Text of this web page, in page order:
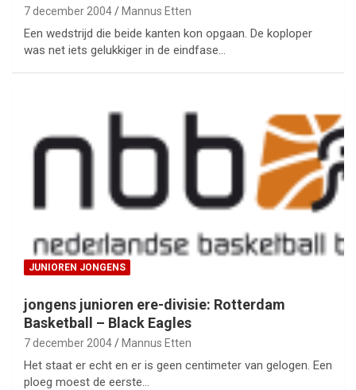
7 december 2004 Mannus Etten
Een wedstrijd die beide kanten kon opgaan. De koploper
was net iets gelukkiger in de eindfase…
JUNIOREN JONGENS
jongens junioren ere-divisie: Rotterdam
Basketball – Black Eagles
7 december 2004 Mannus Etten
Het staat er echt en er is geen centimeter van gelogen. Een
ploeg moest de eerste…